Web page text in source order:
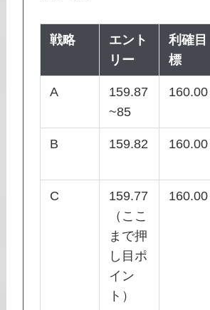
戦略
エント
リー
利確目
標
A
159.87
~85
160.00
B 159.82 160.00
C
159.77
（ここ
まで押
し目ポ
イン
ト）
160.00